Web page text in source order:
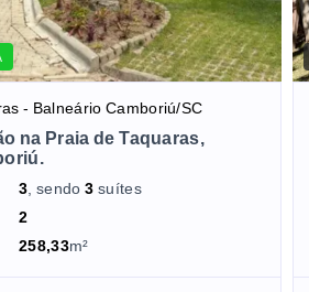
- Balneário Camboriú/SC
na Praia de Taquaras,
3 , sendo3 suítes
2
258,33m²